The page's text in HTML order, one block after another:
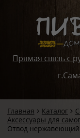
Прямая связь с
Главная Каталог
Аксессуары для
Отвод